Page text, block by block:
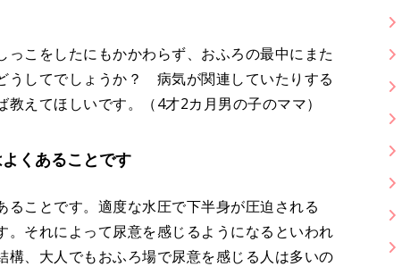
こをしたにもかかわらず、おふろの最中にまた
うしてでしょうか？ 病気が関連していたりする
えてほしいです。（4才2カ月男の子のママ）
くあることです
ことです。適度な水圧で下半身が圧迫される
それによって尿意を感じるようになるといわれ
、大人でもおふろ場で尿意を感じる人は多いの